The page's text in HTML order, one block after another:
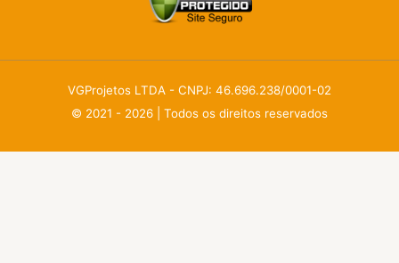
VGProjetos LTDA - CNPJ: 46.696.238/0001-02
© 2021 - 2026 | Todos os direitos reservados